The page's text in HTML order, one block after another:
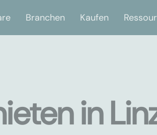
Branchen Kaufen
in